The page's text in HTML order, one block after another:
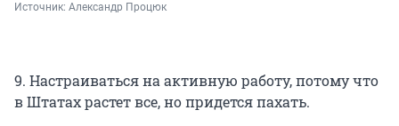
Источник: Александр Процюк
9. Настраиваться на активную работу, потому что
в Штатах растет все, но придется пахать.